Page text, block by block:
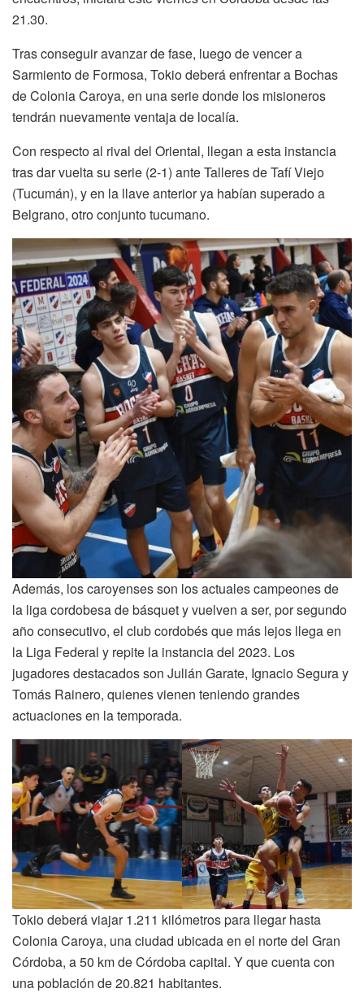
21.30.
Tras conseguir avanzar de fase, luego de vencer a
Sarmiento de Formosa, Tokio deberá enfrentar a Bochas
de Colonia Caroya, en una serie donde los misioneros
tendrán nuevamente ventaja de localía.
Con respecto al rival del Oriental, llegan a esta instancia
tras dar vuelta su serie (2-1) ante Talleres de Tafí Viejo
(Tucumán), y en la llave anterior ya habían superado a
Belgrano, otro conjunto tucumano.
Además, los caroyenses son los actuales campeones de
la liga cordobesa de básquet y vuelven a ser, por segundo
año consecutivo, el club cordobés que más lejos llega en
la Liga Federal y repite la instancia del 2023. Los
jugadores destacados son Julián Garate, Ignacio Segura y
Tomás Rainero, quienes vienen teniendo grandes
actuaciones en la temporada.
Tokio deberá viajar 1.211 kilómetros para llegar hasta
Colonia Caroya, una ciudad ubicada en el norte del Gran
Córdoba, a 50 km de Córdoba capital. Y que cuenta con
una población de 20.821 habitantes.